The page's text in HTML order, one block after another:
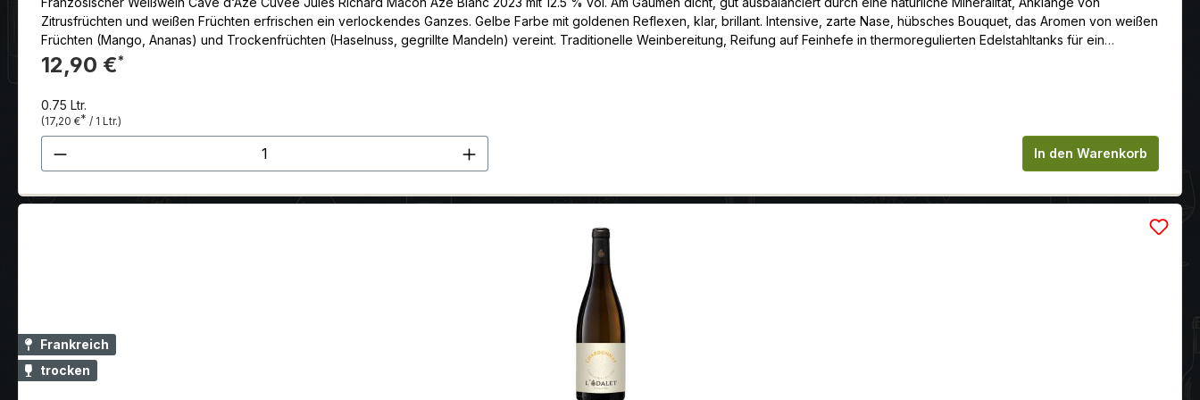
Zitrusfrüchten und weißen Früchten erfrischen ein verlockendes Ganzes. Gelbe Farbe mit goldenen Reflexen, klar, brillant. Intensive, zarte Nase, hübsches Bouquet, das Aromen von weißen
Früchten (Mango, Ananas) und Trockenfrüchten (Haselnuss, gegrillte Mandeln) vereint. Traditionelle Weinbereitung, Reifung auf Feinhefe in thermoregulierten Edelstahltanks für ein
Jahr. Kühl bei ca. 10 °C servieren, auf einer Platte mit Schalentieren, Bresse-Geflügel mit Flusskrebsen, cremigem Brillat-Savarin. 100 % Chardonnay, Süd-Ost-Ausrichtung an den Hängen.
Ton-Kalkstein-Böden. Ertrag 60hl/ha. Goldmedaille beim St.-Vincent-Tag 2023
12,90 €*
0.75 Ltr.
(17,20 €* / 1 Ltr.)
Produkt Anzahl: Gib den gewünschten Wert ein oder benutze die Schaltflächen um die Anzahl zu erhöhen oder
In den Warenkorb
Frankreich
trocken